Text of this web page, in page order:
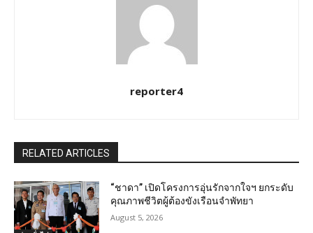
reporter4
RELATED ARTICLES
“ชาดา” เปิดโครงการอุ่นรักจากใจฯ ยกระดับ
คุณภาพชีวิตผู้ต้องขังเรือนจำพัทยา
August 5, 2026